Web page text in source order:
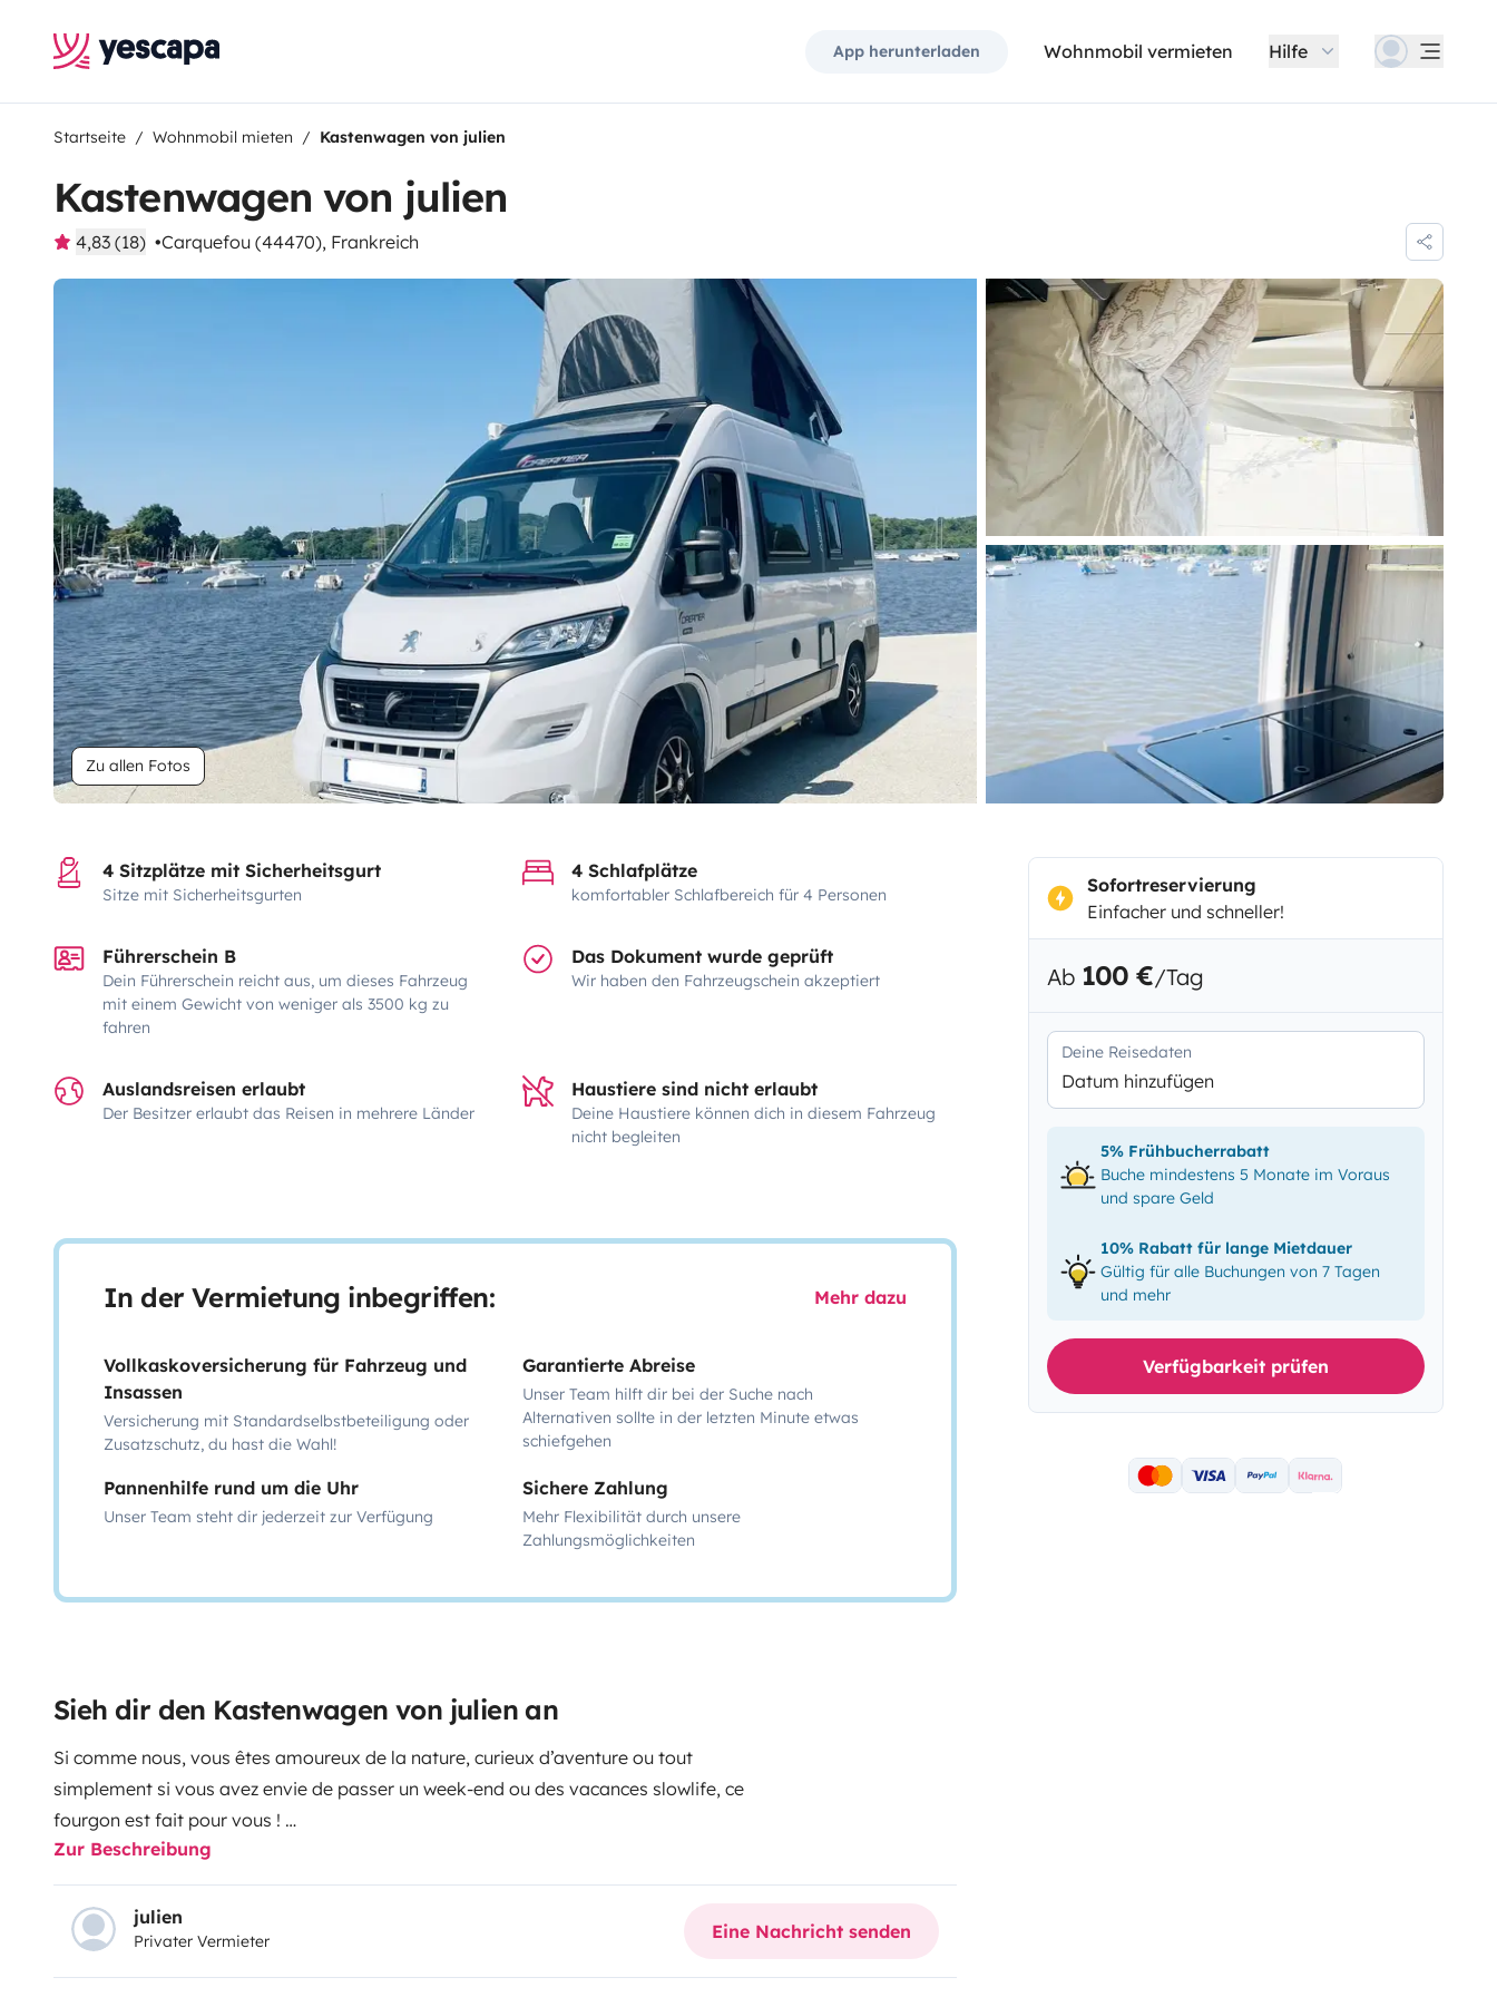
App herunterladen Wohnmobil vermieten Hilfe
Startseite Wohnmobil mieten Kastenwagen von julien
Kastenwagen von julien
4,83 (18) Carquefou (44470), Frankreich
Zu allen Fotos
4 Sitzplätze mit Sicherheitsgurt
Sitze mit Sicherheitsgurten
4 Schlafplätze
komfortabler Schlafbereich für 4 Personen
Führerschein B
Dein Führerschein reicht aus, um dieses Fahrzeug
mit einem Gewicht von weniger als 3500 kg zu
fahren
Das Dokument wurde geprüft
Wir haben den Fahrzeugschein akzeptiert
Auslandsreisen erlaubt
Der Besitzer erlaubt das Reisen in mehrere Länder
Haustiere sind nicht erlaubt
Deine Haustiere können dich in diesem Fahrzeug
nicht begleiten
In der Vermietung inbegriffen: Mehr dazu
Vollkaskoversicherung für Fahrzeug und
Insassen
Versicherung mit Standardselbstbeteiligung oder
Zusatzschutz, du hast die Wahl!
Garantierte Abreise
Unser Team hilft dir bei der Suche nach
Alternativen sollte in der letzten Minute etwas
schiefgehen
Pannenhilfe rund um die Uhr
Unser Team steht dir jederzeit zur Verfügung
Sichere Zahlung
Mehr Flexibilität durch unsere
Zahlungsmöglichkeiten
Sieh dir den Kastenwagen von julien an
Si comme nous, vous êtes amoureux de la nature, curieux d’aventure ou tout
simplement si vous avez envie de passer un week-end ou des vacances slowlife, ce
fourgon est fait pour vous !
Martin est composé d’un couchage 2 personnes à l’arrière ainsi que d’un couchage 2
personnes en toit pop up.
Sa longueur de 5m40 est un atout pour vous stationner facilement. Sa caméra de
Zur Beschreibung
julien
Privater Vermieter Eine Nachricht senden
Sofortreservierung
Einfacher und schneller!
Ab 100 €/Tag
Deine Reisedaten
Datum hinzufügen
5% Frühbucherrabatt
Buche mindestens 5 Monate im Voraus
und spare Geld
10% Rabatt für lange Mietdauer
Gültig für alle Buchungen von 7 Tagen
und mehr
Verfügbarkeit prüfen